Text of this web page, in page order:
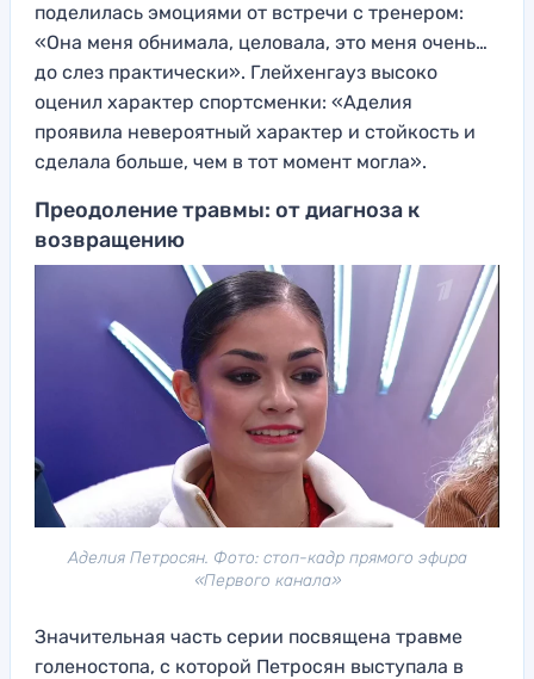
поделилась эмоциями от встречи с тренером:
«Она меня обнимала, целовала, это меня очень…
до слез практически». Глейхенгауз высоко
оценил характер спортсменки: «Аделия
проявила невероятный характер и стойкость и
сделала больше, чем в тот момент могла».
Преодоление травмы: от диагноза к
возвращению
Аделия Петросян. Фото: стоп-кадр прямого эфира
«Первого канала»
Значительная часть серии посвящена травме
голеностопа, с которой Петросян выступала в